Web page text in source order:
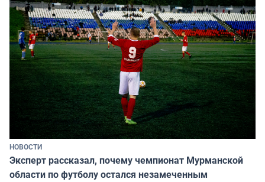
НОВОСТИ
Эксперт рассказал, почему чемпионат Мурманской
области по футболу остался незамеченным